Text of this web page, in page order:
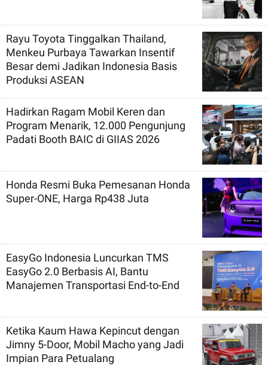
Rayu Toyota Tinggalkan Thailand,
Menkeu Purbaya Tawarkan Insentif
Besar demi Jadikan Indonesia Basis
Produksi ASEAN
Hadirkan Ragam Mobil Keren dan
Program Menarik, 12.000 Pengunjung
Padati Booth BAIC di GIIAS 2026
Honda Resmi Buka Pemesanan Honda
Super-ONE, Harga Rp438 Juta
EasyGo Indonesia Luncurkan TMS
EasyGo 2.0 Berbasis AI, Bantu
Manajemen Transportasi End-to-End
Ketika Kaum Hawa Kepincut dengan
Jimny 5-Door, Mobil Macho yang Jadi
Impian Para Petualang